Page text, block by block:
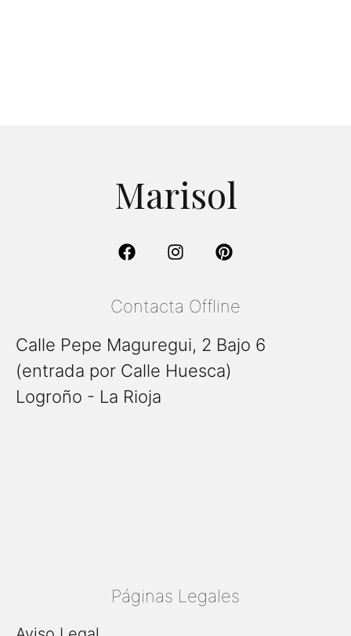
Páginas Legales
Marisol
Contacta Offline
Calle Pepe Maguregui, 2 Bajo 6
(entrada por Calle Huesca)
Logroño - La Rioja